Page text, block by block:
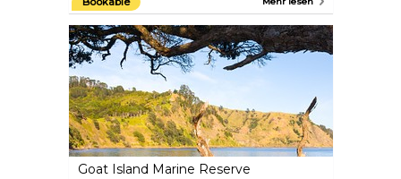
Insel des Weins, von der einige der besten
Rotweine Neuseelands stammen. Dank der
leichten Erreichbarkeit ist Waiheke ein idealer
Tagesausflug.
Goat Island Marine Reserve